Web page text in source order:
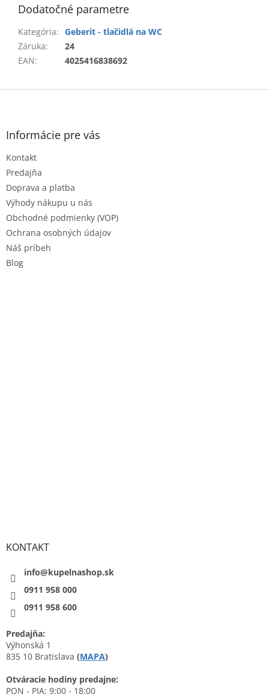
Dodatočné parametre
Kategória: Geberit - tlačidlá na WC
Záruka:
24
EAN: 4025416838692
Z
Informácie pre vás
Kontakt
Predajňa
Doprava a platba
Výhody nákupu u nás
Obchodné podmienky (VOP)
Ochrana osobných údajov
Náš príbeh
Blog
KONTAKT
info@kupelnashop.sk
0911 958 000
0911 958 600
Predajňa:
Výhonská 1
835 10 Bratislava (MAPA)
Otváracie hodiny predajne:
PON - PIA: 9:00 - 18:00